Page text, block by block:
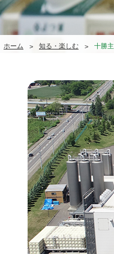
ホーム 知る・楽しむ 十勝